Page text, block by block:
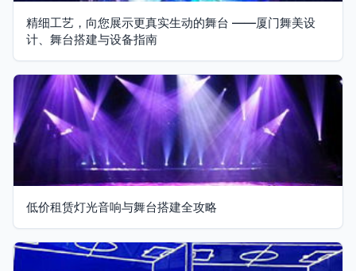
精细工艺，向您展示更真实生动的舞台 ——厦门舞美设
计、舞台搭建与设备指南
低价租赁灯光音响与舞台搭建全攻略